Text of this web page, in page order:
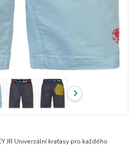
JR Univerzální kraťasy pro každého